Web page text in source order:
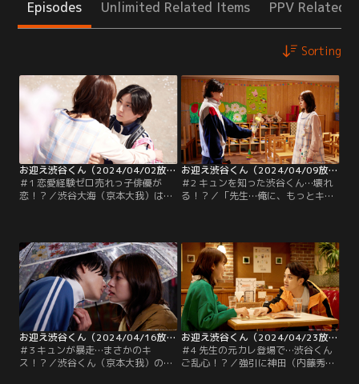
Episodes Unlimited Related Items PPV Related
Sorting
お迎え渋谷くん（2024/04/02放送分）第01話
＃1 恋愛経験ゼロ売れっ子俳優が
恋！？／渋谷大海（京本大我）は今
験はゼロ。マネージャーの品川響子
（長谷川京子）からは、芝居にリア
リティーを出すためにも「誰でもい
いから“キュン”してきなさい！」と
言われている。
お迎え渋谷くん（2024/04/09放送分）第02話
＃2 キュンを知った渋谷くん…壊れ
る！？／「先生…俺に、もっとキュ
ず困惑する。一方、渋谷くんは愛花
にどんな顔をして会えばいいのか分
からず、保育園では妙なテンション
に。神田（内藤秀一郎）はこれ以上
ライバルの芝居に磨きがかかるのは
おもしろくないと…。
お迎え渋谷くん（2024/04/16放送分）第03話
＃3 キュンが暴走…まさかのキ
ス！？／渋谷くん（京本大我）のま
お迎え渋谷くん（2024/04/23放送分）第04話
＃4 先生の元カレ登場で…渋谷くん
ご乱心！？／強引に神田（内藤秀一